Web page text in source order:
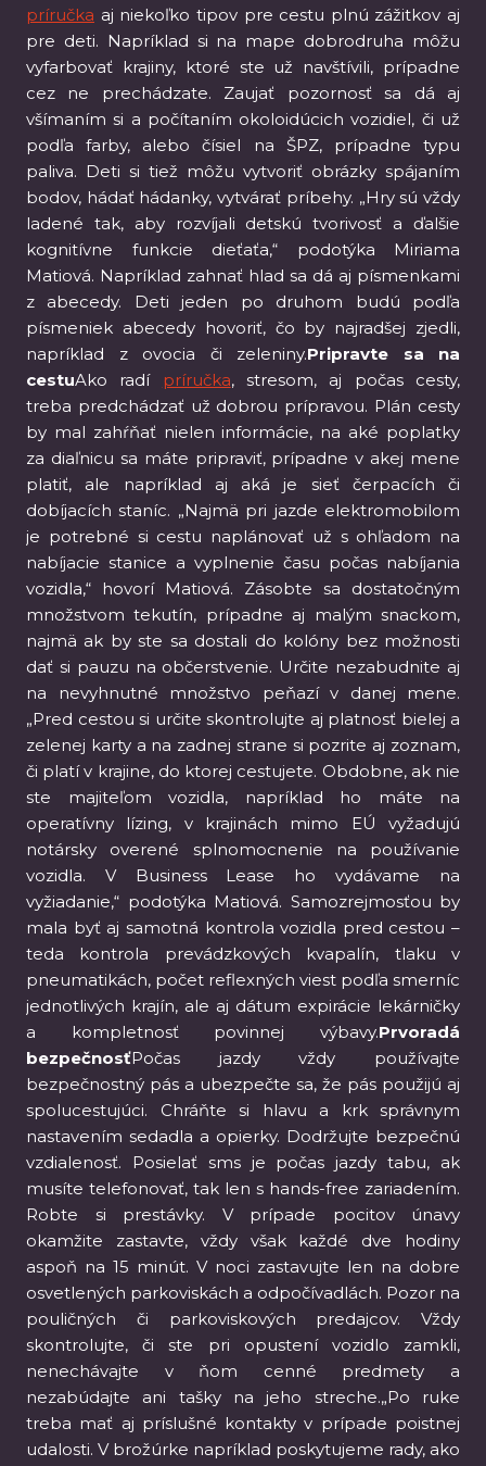
príručka aj niekoľko tipov pre cestu plnú zážitkov aj
pre deti. Napríklad si na mape dobrodruha môžu
vyfarbovať krajiny, ktoré ste už navštívili, prípadne
cez ne prechádzate. Zaujať pozornosť sa dá aj
všímaním si a počítaním okoloidúcich vozidiel, či už
podľa farby, alebo čísiel na ŠPZ, prípadne typu
paliva. Deti si tiež môžu vytvoriť obrázky spájaním
bodov, hádať hádanky, vytvárať príbehy. „Hry sú vždy
ladené tak, aby rozvíjali detskú tvorivosť a ďalšie
kognitívne funkcie dieťaťa,“ podotýka Miriama
Matiová. Napríklad zahnať hlad sa dá aj písmenkami
z abecedy. Deti jeden po druhom budú podľa
písmeniek abecedy hovoriť, čo by najradšej zjedli,
napríklad z ovocia či zeleniny.Pripravte sa na
cestuAko radí príručka, stresom, aj počas cesty,
treba predchádzať už dobrou prípravou. Plán cesty
by mal zahŕňať nielen informácie, na aké poplatky
za diaľnicu sa máte pripraviť, prípadne v akej mene
platiť, ale napríklad aj aká je sieť čerpacích či
dobíjacích staníc. „Najmä pri jazde elektromobilom
je potrebné si cestu naplánovať už s ohľadom na
nabíjacie stanice a vyplnenie času počas nabíjania
vozidla,“ hovorí Matiová. Zásobte sa dostatočným
množstvom tekutín, prípadne aj malým snackom,
najmä ak by ste sa dostali do kolóny bez možnosti
dať si pauzu na občerstvenie. Určite nezabudnite aj
na nevyhnutné množstvo peňazí v danej mene.
„Pred cestou si určite skontrolujte aj platnosť bielej a
zelenej karty a na zadnej strane si pozrite aj zoznam,
či platí v krajine, do ktorej cestujete. Obdobne, ak nie
ste majiteľom vozidla, napríklad ho máte na
operatívny lízing, v krajinách mimo EÚ vyžadujú
notársky overené splnomocnenie na používanie
vozidla. V Business Lease ho vydávame na
vyžiadanie,“ podotýka Matiová. Samozrejmosťou by
mala byť aj samotná kontrola vozidla pred cestou –
teda kontrola prevádzkových kvapalín, tlaku v
pneumatikách, počet reflexných viest podľa smerníc
jednotlivých krajín, ale aj dátum expirácie lekárničky
a kompletnosť povinnej výbavy.Prvoradá
bezpečnosťPočas jazdy vždy používajte
bezpečnostný pás a ubezpečte sa, že pás použijú aj
spolucestujúci. Chráňte si hlavu a krk správnym
nastavením sedadla a opierky. Dodržujte bezpečnú
vzdialenosť. Posielať sms je počas jazdy tabu, ak
musíte telefonovať, tak len s hands-free zariadením.
Robte si prestávky. V prípade pocitov únavy
okamžite zastavte, vždy však každé dve hodiny
aspoň na 15 minút. V noci zastavujte len na dobre
osvetlených parkoviskách a odpočívadlách. Pozor na
pouličných či parkoviskových predajcov. Vždy
skontrolujte, či ste pri opustení vozidlo zamkli,
nenechávajte v ňom cenné predmety a
nezabúdajte ani tašky na jeho streche.„Po ruke
treba mať aj príslušné kontakty v prípade poistnej
udalosti. V brožúrke napríklad poskytujeme rady, ako